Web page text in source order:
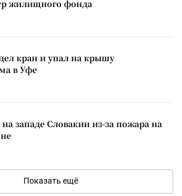
жилищного фонда
кран и упал на крышу
в Уфе
западе Словакии из-за пожара на
Показать ещё